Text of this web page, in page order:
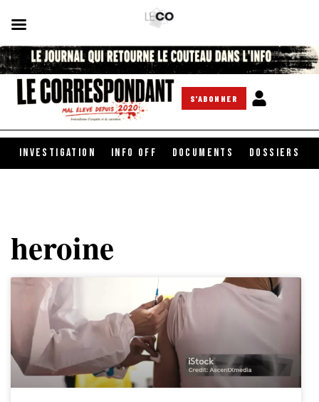
S'ABONNER
INVESTIGATION INFO OFF DOCUMENTS DOSSIERS
heroine